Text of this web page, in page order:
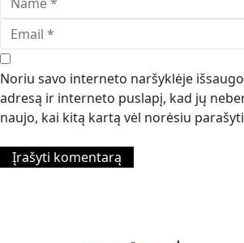
Noriu savo interneto naršyklėje
adresą ir interneto puslapį, kad jų
naujo, kai kitą kartą vėl norėsiu